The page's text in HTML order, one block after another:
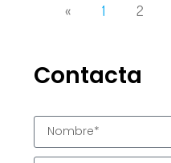
« 1 2
Contacta